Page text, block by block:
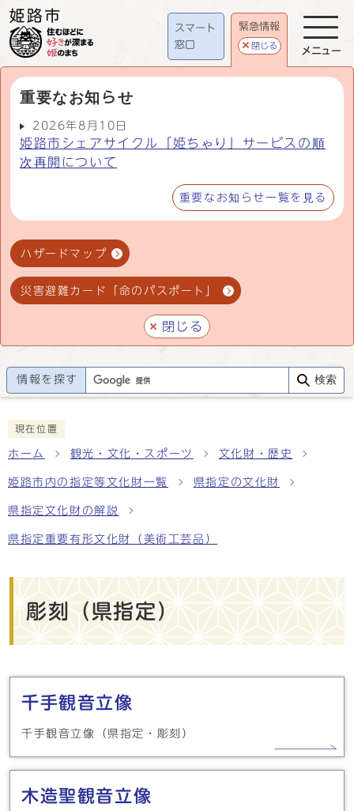
スマート
窓口
緊急情報
閉じる
重要なお知らせ
2026年8月10日
姫路市シェアサイクル「姫ちゃり」サービスの順
次再開について
重要なお知らせ一覧を見る
ハザードマップ
災害避難カード「命のパスポート」
閉じる
メニュー
情報を探す 検索
現在位置
ホーム 観光・文化・スポーツ 文化財・歴史
姫路市内の指定等文化財一覧 県指定の文化財
県指定文化財の解説
県指定重要有形文化財（美術工芸品）
彫刻（県指定）
メインメニュー
千手観音立像
千手観音立像（県指定・彫刻）
木造聖観音立像